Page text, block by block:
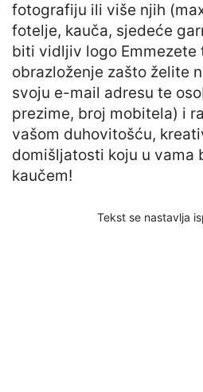
fotografiju ili više njih
fotelje, kauča, sjedeće
biti vidljiv logo Emmezete
obrazloženje zašto želite
svoju e-mail adresu te
prezime, broj mobitela) i
vašom duhovitošću,
domišljatosti koju u vama
kaučem!
Tekst se nastavlja